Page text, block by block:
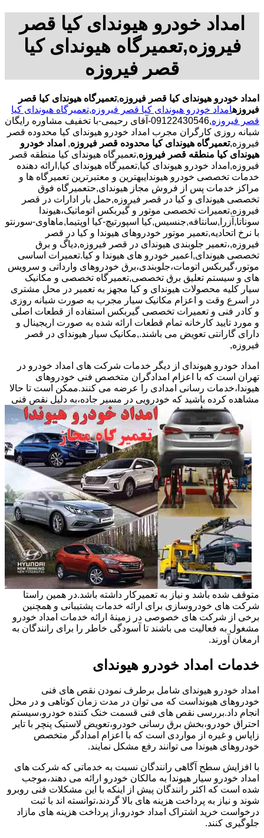
امداد خودرو هیوندای کیا قصر
فیروزه,تعمیرگاه هیوندای کیا
قصر فیروزه
امداد خودرو هیوندای کیا قصر فیروزه,تعمیرگاه هیوندای کیا قصر
فیروزهامداد خودرو هیوندای کیا قصر فیروزه,تعمیرگاه هیوندای کیا
قصر فیروزه
,09122430546-آقای رحیمی-با تخفیف مشاوره رایگان
شبانه روزی کارگران مجرب امداد خودرو هیوندای کیا محدوده قصر
فیروزه,تعمیرگاه هیوندای کیا محدوده قصر فیروزه, امداد خودرو
هیوندای کیا منطقه قصر فیروزه,تعمیرگاه هیوندای کیا منطقه قصر
فیروزه,امداد خودرو هیوندای کیا,تعمیرگاه هیوندای کیا,ارائه دهنده
خدمات تخصصی خودرو هیوندایبهترین و معتبرترین تعمیرگاه ها و
مراکز خدمات پس از فروش مجاز هیوندای,حتعمیرگاه فوق
تخصصی هیوندای و کیا در قصر فیروزه,حمل بار ادارات در قصر
فیروزه,تعمیرات تخصصی موتور و گیربکس اتوماتیک،هیوندا
سوناتا,آزرا,سانتافه,جنسیس,کیا اسپورتیچ-کیا اوپتیما‌,ماهاوی-سورنتو
با نرخ اتحادیه,تعمیر موتور خودروهای هیوندا و کیا در قصر
فیروزه,،تعمیر جلوبندی هیوندای در قصر فیروزه,دیاگ و برق
تخصصی هیوندای,اعمیر خودرو های هیوندا و کیا.تعمیرات اساسی
موتور،گیربکس اتومات،جلوبندی،برق خودروهای وارداتی و سرویس
های و سیستم تعلیق برق تخصصی,تعمیرگاه تخصصی و مکانیک
سیار کلیه محصولات هیوندای و کیا مجهز به تعمیر در محل مشتری
در اسرع وقت و اعزام مکانیک سیار مجرب به صورت شبانه روزی
و کادر فنی و تعمیرات تخصصی گیربکس استفاده از قطعات اصلی
و مورد تایید کارخانه تمام قطعات ارائه شده به صورت اریجینال و
دارای گارانتی تعویض می باشند.,مکانیک سیار هیوندای در قصر
فیروزه,
امداد خودرو هیوندای از دیگر خدمات شرکت های امداد خودرو در
تهران است که با اعزام امدادگران متخصص فنی خودروهای
هیوندا،خدمات رسانی امدادی را عرضه می کنند.ممکن است تا حالا
مشاهده کرده باشید که خودرویی در مسیر جاده،به دلیل نقص فنی
متوقف شده باشد و نیاز به تعمیرکار داشته باشد.در همین راستا
شرکت های خودروسازی برای ارائه خدمات پشتیبانی و همچنین
برخی از شرکت های خصوصی در زمینۀ ارائه خدمات امداد خودرو
مشغول به فعالیت می باشند تا آسودگی خاطر را برای رانندگان به
ارمغان آورند.
خدمات امداد خودرو هیوندای
امداد خودرو هیوندای شامل برطرف نمودن نقص های فنی
خودروهای هیونداست که می توان در مدت زمان کوتاهی و در محل
انجام داد.بررسی نقص های فنی قسمت خنک کننده خودرو،سیستم
احتراق خودرو،بخش برق رسانی خودرو،تعویض لاستیک پنچر با تایر
زاپاس و غیره از مواردی است که با اعزام امدادگر متخصص
خودروهای هیوندا می توانند رفع مشکل نمایند.
با افزایش سطح آگاهی رانندگان نسبت به خدماتی که شرکت های
امداد خودرو سیار هیوندا به مالکان خودرو ارائه می دهند،موجب
شده است که اکثر رانندگان پیش از اینکه با این مشکلات فنی روبرو
شوند و نیاز به پرداخت هزینه های بالا گردند،توانسته اند با ثبت
درخواست خرید اشتراک امداد خودرو،از پرداخت هزینه های مازاد
جلوگیری کنند.